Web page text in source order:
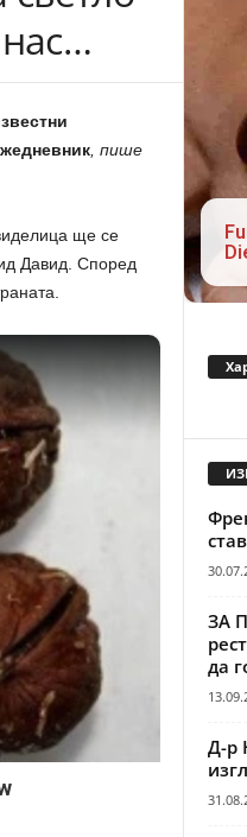
, пише
ще се
Давид. Според
ЗА
да
Д-р